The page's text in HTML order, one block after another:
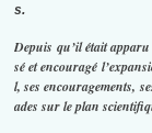
s.
Depuis qu’il était
sé et encouragé
l, ses encouragements,
ades sur le plan